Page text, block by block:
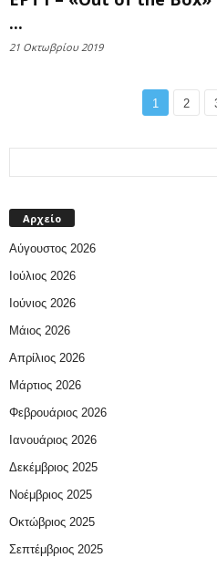
...
21 Οκτωβρίου 2019
1 2
Αρχείο
Αύγουστος 2026
Ιούλιος 2026
Ιούνιος 2026
Μάιος 2026
Απρίλιος 2026
Μάρτιος 2026
Φεβρουάριος 2026
Ιανουάριος 2026
Δεκέμβριος 2025
Νοέμβριος 2025
Οκτώβριος 2025
Σεπτέμβριος 2025